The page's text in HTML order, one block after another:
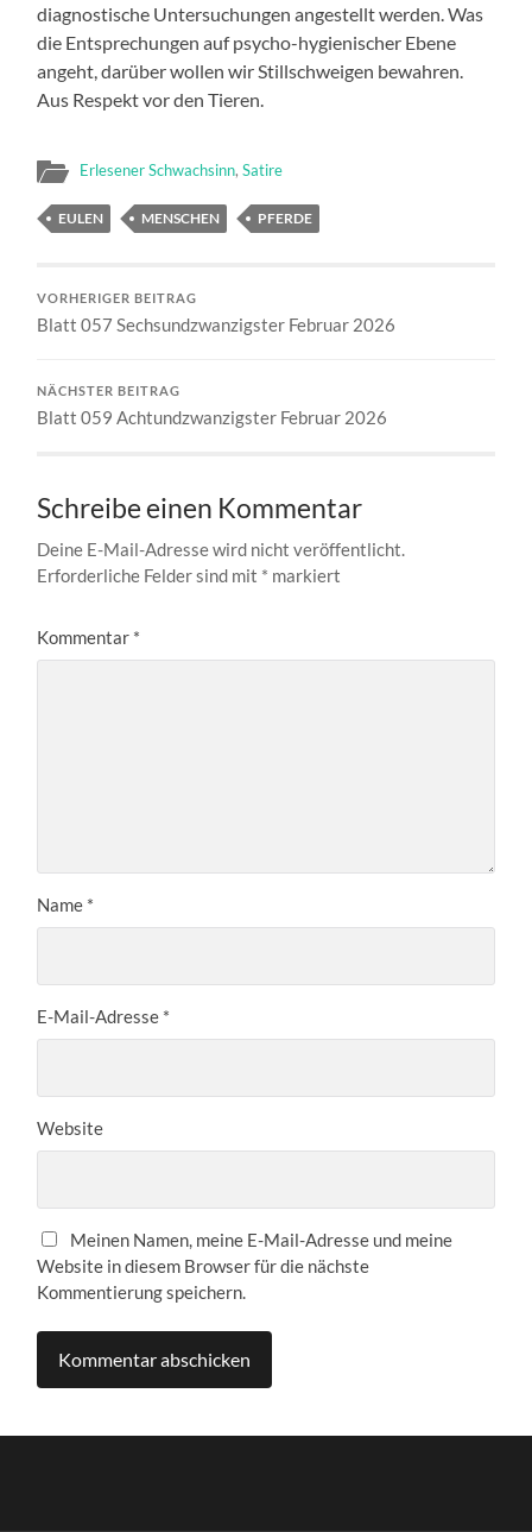
diagnostische Untersuchungen angestellt werden. Was
die Entsprechungen auf psycho-hygienischer Ebene
angeht, darüber wollen wir Stillschweigen bewahren.
Aus Respekt vor den Tieren.
Erlesener Schwachsinn,Satire
EULEN MENSCHEN PFERDE
VORHERIGER BEITRAG
Blatt 057 Sechsundzwanzigster Februar 2026
NÄCHSTER BEITRAG
Blatt 059 Achtundzwanzigster Februar 2026
Schreibe einen Kommentar
Deine E-Mail-Adresse wird nicht veröffentlicht.
Erforderliche Felder sind mit * markiert
Kommentar *
Name *
E-Mail-Adresse *
Website
Meinen Namen, meine E-Mail-Adresse und meine
Website in diesem Browser für die nächste
Kommentierung speichern.